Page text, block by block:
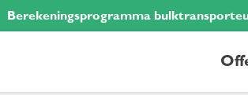
Berekeningsprogramma